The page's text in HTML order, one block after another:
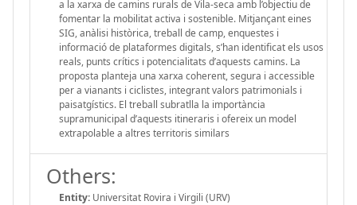
a la xarxa de camins rurals de Vila-seca amb l’objectiu de
fomentar la mobilitat activa i sostenible. Mitjançant eines
SIG, anàlisi històrica, treball de camp, enquestes i
informació de plataformes digitals, s’han identificat els usos
reals, punts crítics i potencialitats d’aquests camins. La
proposta planteja una xarxa coherent, segura i accessible
per a vianants i ciclistes, integrant valors patrimonials i
paisatgístics. El treball subratlla la importància
supramunicipal d’aquests itineraris i ofereix un model
extrapolable a altres territoris similars
Others:
Entity: Universitat Rovira i Virgili (URV)